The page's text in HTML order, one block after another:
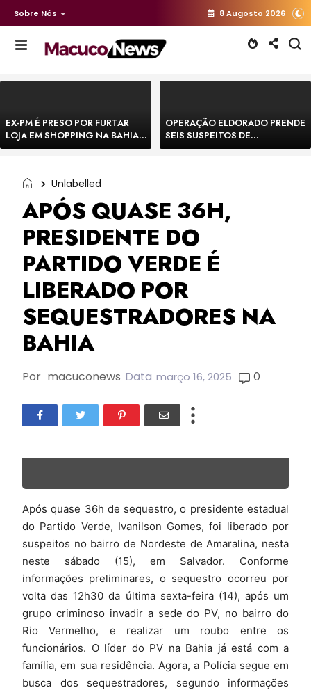
Sobre Nós 8 Augosto 2026
EX-PM É PRESO POR FURTAR
LOJA EM SHOPPING NA BAHIA E
ESCAPA CORRENDO DE
OPERAÇÃO ELDORADO PRENDE
SEIS SUSPEITOS DE
MOVIMENTAR R$ 25 MILHÕES
Unlabelled
APÓS QUASE 36H,
PRESIDENTE DO
PARTIDO VERDE É
LIBERADO POR
SEQUESTRADORES NA
BAHIA
Por macuconews Data março 16, 2025 0
Após quase 36h de sequestro, o presidente estadual
do Partido Verde, Ivanilson Gomes, foi liberado por
suspeitos no bairro de Nordeste de Amaralina, nesta
neste sábado (15), em Salvador. Conforme
informações preliminares, o sequestro ocorreu por
volta das 12h30 da última sexta-feira (14), após um
grupo criminoso invadir a sede do PV, no bairro do
Rio Vermelho, e realizar um roubo entre os
funcionários. O líder do PV na Bahia já está com a
família, em sua residência. Agora, a Polícia segue em
busca dos sequestradores, segundo informações